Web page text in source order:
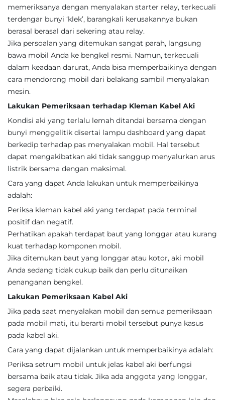
memeriksanya dengan menyalakan starter relay, terkecuali
terdengar bunyi ‘klek’, barangkali kerusakannya bukan
berasal berasal dari sekering atau relay.
Jika persoalan yang ditemukan sangat parah, langsung
bawa mobil Anda ke bengkel resmi. Namun, terkecuali
dalam keadaan darurat, Anda bisa memperbaikinya dengan
cara mendorong mobil dari belakang sambil menyalakan
mesin.
Lakukan Pemeriksaan terhadap Kleman Kabel Aki
Kondisi aki yang terlalu lemah ditandai bersama dengan
bunyi menggelitik disertai lampu dashboard yang dapat
berkedip terhadap pas menyalakan mobil. Hal tersebut
dapat mengakibatkan aki tidak sanggup menyalurkan arus
listrik bersama dengan maksimal.
Cara yang dapat Anda lakukan untuk memperbaikinya
adalah:
Periksa kleman kabel aki yang terdapat pada terminal
positif dan negatif.
Perhatikan apakah terdapat baut yang longgar atau kurang
kuat terhadap komponen mobil.
Jika ditemukan baut yang longgar atau kotor, aki mobil
Anda sedang tidak cukup baik dan perlu ditunaikan
penanganan bengkel.
Lakukan Pemeriksaan Kabel Aki
Jika pada saat menyalakan mobil dan semua pemeriksaan
pada mobil mati, itu berarti mobil tersebut punya kasus
pada kabel aki.
Cara yang dapat dijalankan untuk memperbaikinya adalah:
Periksa setrum mobil untuk jelas kabel aki berfungsi
bersama baik atau tidak. Jika ada anggota yang longgar,
segera perbaiki.